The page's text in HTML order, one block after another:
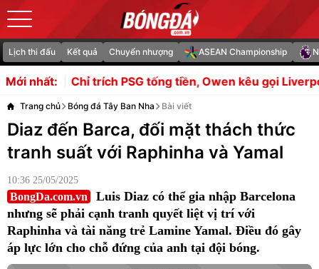
Lịch thi đấu Kết quả Chuyển nhượng ASEAN Championship
Mới nhất:
trích PSG tống tiền, Owen kêu gọi Liverpool từ bỏ
Trang chủ Bóng đá Tây Ban Nha Bài viết
Diaz đến Barca, đối mặt thách thức
tranh suất với Raphinha và Yamal
10:36 25/05/2025
BongDa.com.vn
Luis Diaz có thể gia nhập Barcelona
nhưng sẽ phải cạnh tranh quyết liệt vị trí với
Raphinha và tài năng trẻ Lamine Yamal. Điều đó gây
áp lực lớn cho chỗ đứng của anh tại đội bóng.